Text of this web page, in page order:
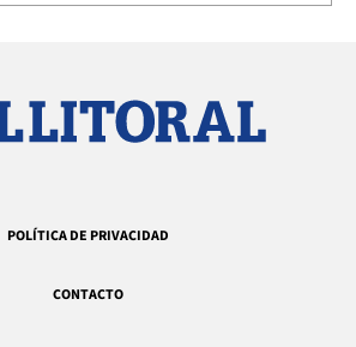
POLÍTICA DE PRIVACIDAD
CONTACTO